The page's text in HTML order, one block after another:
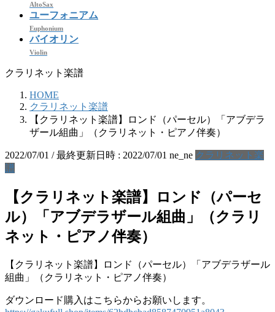
AltoSax
ユーフォニアム
Euphonium
バイオリン
Violin
クラリネット楽譜
HOME
クラリネット楽譜
【クラリネット楽譜】ロンド（パーセル）「アブデラ
ザール組曲」（クラリネット・ピアノ伴奏）
2022/07/01 / 最終更新日時 : 2022/07/01 ne_ne クラリネット楽
譜
【クラリネット楽譜】ロンド（パーセ
ル）「アブデラザール組曲」（クラリ
ネット・ピアノ伴奏）
【クラリネット楽譜】ロンド（パーセル）「アブデラザール
組曲」（クラリネット・ピアノ伴奏）
ダウンロード購入はこちらからお願いします。